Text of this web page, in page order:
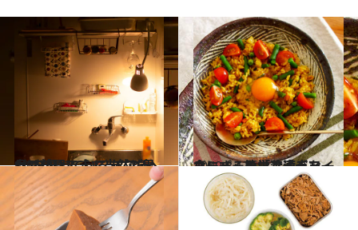
2019.4.12
女は料理できて当然と思ってない？ 心に“エア義母”を飼っているあなたへ
グルメ 2019.3.17
スーパーの「冷凍ドライカレー」を栄養満点な一食にする簡単アイデア
グルメ